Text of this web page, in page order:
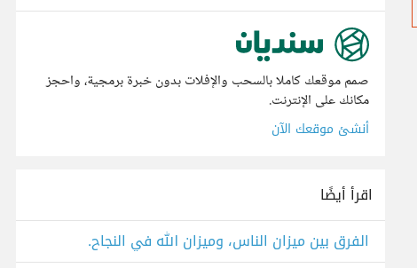
صمم موقعك كاملا بالسحب والإفلات بدون خبرة برمجية، واحجز
مكانك على الإنترنت.
أنشئ موقعك الآن
اقرأ أيضًا
الفرق بين ميزان الناس، وميزان الله في النجاح.